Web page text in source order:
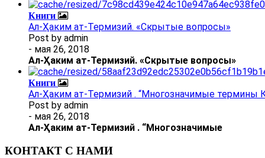
Книги
Ал-Ҳаким ат-Термизий. «Скрытые вопросы»
Post by admin
- мая 26, 2018
Ал-Ҳаким ат-Термизий. «Скрытые вопросы»
Книги
Ал-Ҳаким ат-Термизий . “Многозначимые термины
Post by admin
- мая 26, 2018
Ал-Ҳаким ат-Термизий . “Многозначимые
КОНТАКТ С НАМИ